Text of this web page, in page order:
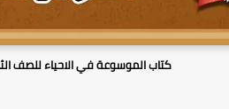
كتاب الموسوعة في الاحياء للصف